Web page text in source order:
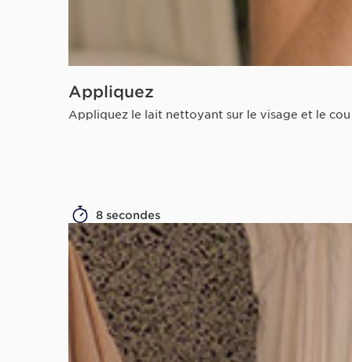
Appliquez
Appliquez le lait nettoyant sur le visage et le
8 secondes